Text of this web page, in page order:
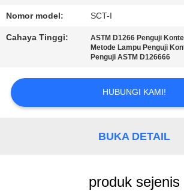
BERITA
PERMINTAAN
PENAWARAN
Nomor model: SCT-I
Cahaya Tinggi: ASTM D1266 Penguji
Metode Lampu Penguji
Penguji ASTM D126666
HUBUNGI KAMI!
BUKA DETAIL
produk sejenis